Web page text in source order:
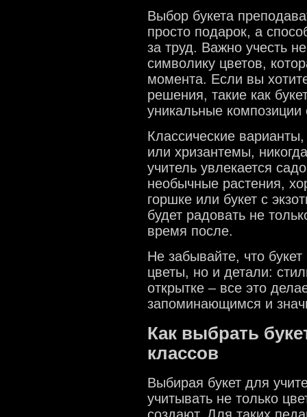
Выбор букета
просто подарок, а
за труд. Важно учесть
символику цветов,
момента. Если вы
решения, такие как
уникальные
Классические
или хризантемы,
учитель увлекается
необычные растения,
горшке или букет с
будет радовать не
время после.
Не забывайте, что
цветы, но и детали:
открытке – все это
запоминающимся и
Как выбрать
классов
Выбирая букет для
учитывать не только